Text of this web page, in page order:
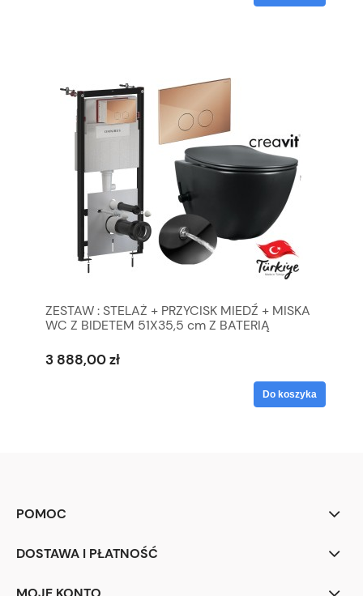
ZESTAW : STELAŻ + PRZYCISK MIEDŹ + MISKA
WC Z BIDETEM 51X35,5 cm Z BATERIĄ
DESKA , CREAVIT Freedom CZARNY MAT
3 888,00 zł
Do koszyka
POMOC
DOSTAWA I PŁATNOŚĆ